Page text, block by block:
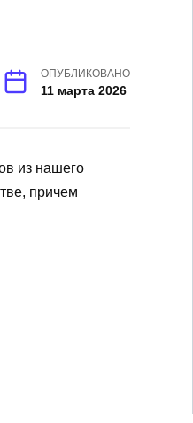
ОПУБЛИКОВАНО
11 марта 2026
из нашего
причем